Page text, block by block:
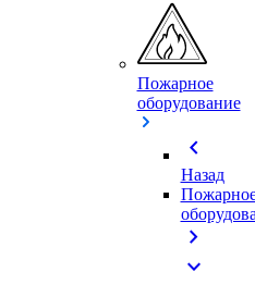
Пожарное
оборудование
chevron_left
Назад
chevron_right
expand_more